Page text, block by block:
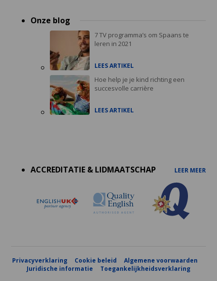
Onze blog
7 TV programma’s om Spaans te
leren in 2021
LEES ARTIKEL
Hoe help je je kind richting een
succesvolle carrière
LEES ARTIKEL
ACCREDITATIE & LIDMAATSCHAP
LEER MEER
Privacyverklaring Cookie beleid
Algemene voorwaarden
Juridische informatie
Toegankelijkheidsverklaring